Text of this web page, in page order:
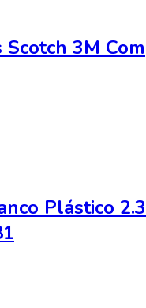
3M Com
Plástico 2.3